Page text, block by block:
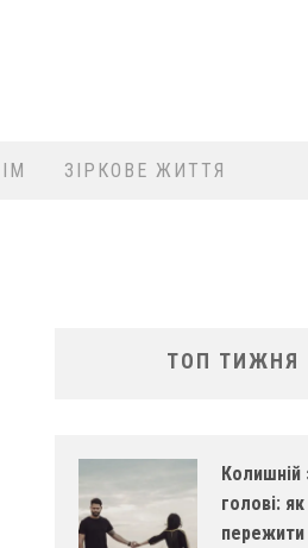
ЗІРКОВЕ ЖИТТЯ
ТОП ТИЖНЯ
Колишній
голові: як
пережити